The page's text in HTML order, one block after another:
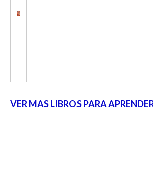
VER MAS LIBROS PARA